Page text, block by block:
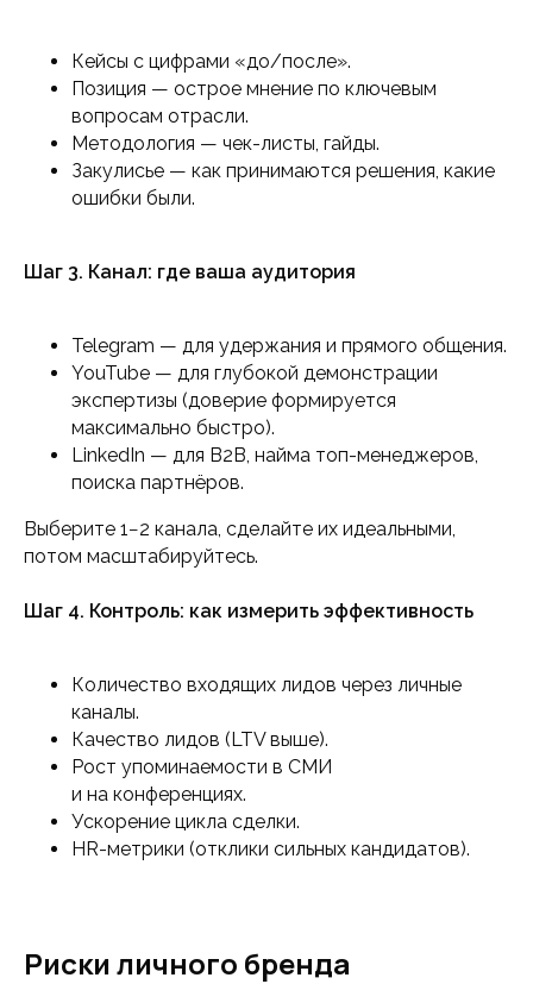
Кейсы с цифрами «до/после».
Позиция — острое мнение по ключевым
вопросам отрасли.
Методология — чек-листы, гайды.
Закулисье — как принимаются решения, какие
ошибки были.
Шаг 3. Канал: где ваша аудитория
Telegram — для удержания и прямого общения.
YouTube — для глубокой демонстрации
экспертизы (доверие формируется
максимально быстро).
LinkedIn — для B2B, найма топ-менеджеров,
поиска партнёров.
Выберите 1−2 канала, сделайте их идеальными,
потом масштабируйтесь.
Шаг 4. Контроль: как измерить эффективность
Количество входящих лидов через личные
каналы.
Качество лидов (LTV выше).
Рост упоминаемости в СМИ
и на конференциях.
Ускорение цикла сделки.
HR-метрики (отклики сильных кандидатов).
Риски личного бренда